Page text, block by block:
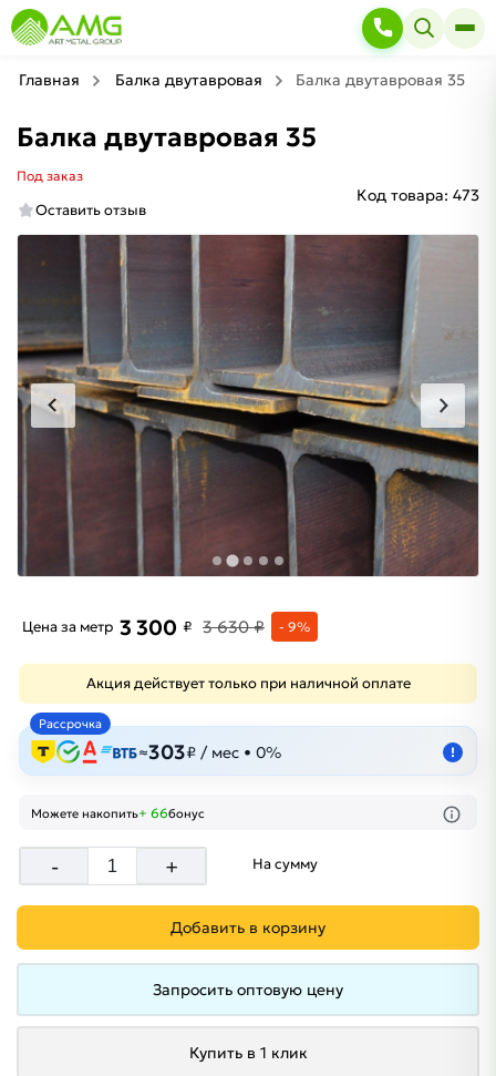
Главная Балка двутавровая Балка двутавровая 35
Балка двутавровая 35
Под заказ
Оставить отзыв
Код товара: 473
Цена за метр 3 300 ₽ 3 630 ₽ - 9%
Акция действует только при наличной оплате
Рассрочка
≈303₽ / мес • 0% !
Можете накопить+ 66бонус
- + На сумму
Добавить в корзину
Запросить оптовую цену
Купить в 1 клик